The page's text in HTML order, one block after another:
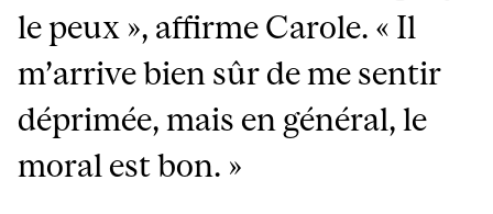
le peux », affirme Carole. « Il
m’arrive bien sûr de me sentir
déprimée, mais en général, le
moral est bon. »